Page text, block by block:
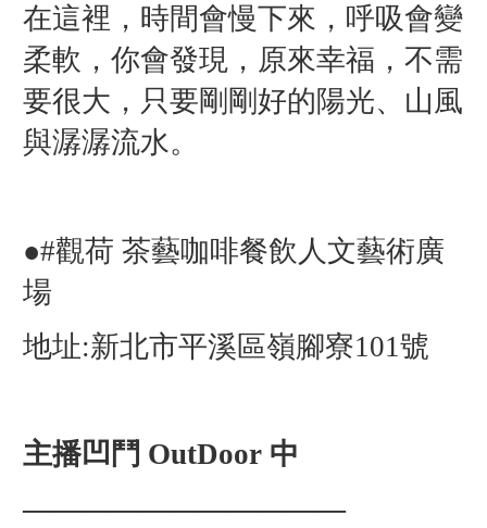
在這裡，時間會慢下來，呼吸會變
柔軟，你會發現，原來幸福，不需
要很大，只要剛剛好的陽光、山風
與潺潺流水。
●#觀荷 茶藝咖啡餐飲人文藝術廣
場
地址:新北市平溪區嶺腳寮101號
主播凹鬥 OutDoor 中
———————————